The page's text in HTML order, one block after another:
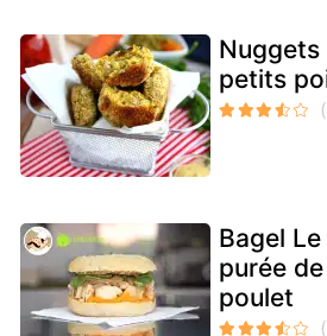
petits
Bagel
purée
poulet